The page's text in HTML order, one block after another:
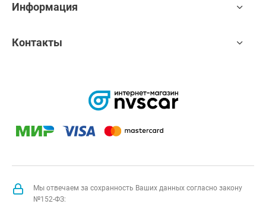
Информация
Контакты
Мы отвечаем за сохранность Ваших данных согласно закону
№152-ФЗ: